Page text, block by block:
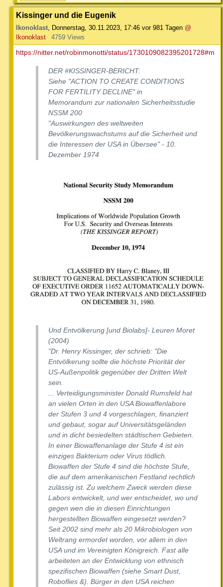
Kissinger und die Eugenik
Ikonoklast Donnerstag, 30.11.2023, 17:46 vor 981 Tagen @
Ikonoklast
4759 Views
https://nitter.net/robinmonotti/status/1730109082395201728#m
DER #KISSINGER-BERICHT:
Siehe "ACTION TO CREATE CONDITIONS
FOR FERTILITY DECLINE" in
Memorandum zur nationalen Sicherheitsstudie
NSSM 200
"Auswirkungen des weltweiten
Bevölkerungswachstums auf die Sicherheit und
die Interessen der USA in Übersee" - 10.
Dezember 1974
Und Entvölkerung [und Biolabs]- Leuren Moret
(2004)
"Dr. Henry Kissinger, der schrieb: "Die
Entvölkerung sollte die höchste Priorität der
US-Außenpolitik gegenüber der Dritten Welt
sein.
... Verteidigungsminister Donald Rumsfeld hat
an vielen Orten in den USA Biowaffenlabore
der Stufen 3 und 4 vorgeschlagen, finanziert
und gebaut, sogar auf Universitätsgeländen
und in dicht besiedelten städtischen Gebieten.
In einer Biowaffenanlage der Stufe 4 ist ein
einziges Bakterium oder Virus tödlich.
Biowaffen der Stufe 4 sind die höchste Stufe,
die auf dem amerikanischen Festland rechtlich
zulässig ist. Zu welchem Zweck werden diese
Labors entwickelt, und wer entscheidet, wo und
gegen wen die in diesen Einrichtungen
hergestellten Biowaffen eingesetzt werden?
Seit 2002 sind mehr als 20 Mikrobiologen von
Weltrang ermordet worden, vor allem in den
USA und im Vereinigten Königreich. Fast alle
arbeiteten an der Entwicklung von ethnisch
spezifischen Biowaffen (siehe Smart Dust,
Roboflies &). Bürger in den USA reichen